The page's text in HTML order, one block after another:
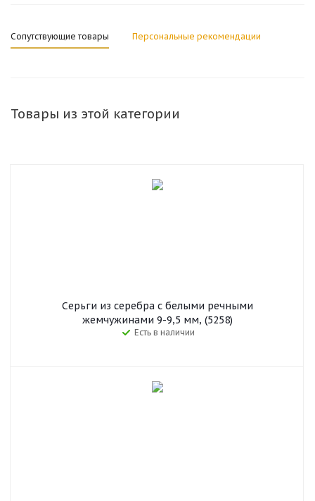
Сопутствующие товары Персональные рекомендации
Товары из этой категории
Серьги из серебра с белыми речными
жемчужинами 9-9,5 мм, (5258)
Есть в наличии